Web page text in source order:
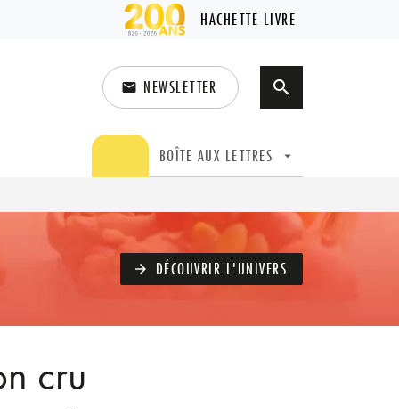
HACHETTE LIVRE
email NEWSLETTER search
BOÎTE AUX LETTRES arrow_drop_down
arrow_forward DÉCOUVRIR L'UNIVERS
cru